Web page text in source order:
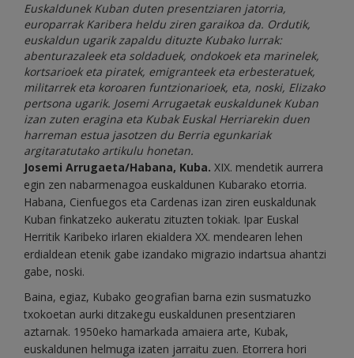
Euskaldunek Kuban duten presentziaren jatorria,
europarrak Karibera heldu ziren garaikoa da. Ordutik,
euskaldun ugarik zapaldu dituzte Kubako lurrak:
abenturazaleek eta soldaduek, ondokoek eta marinelek,
kortsarioek eta piratek, emigranteek eta erbesteratuek,
militarrek eta koroaren funtzionarioek, eta, noski, Elizako
pertsona ugarik. Josemi Arrugaetak euskaldunek Kuban
izan zuten eragina eta Kubak Euskal Herriarekin duen
harreman estua jasotzen du Berria egunkariak
argitaratutako artikulu honetan.
Josemi Arrugaeta/Habana, Kuba. XIX. mendetik aurrera
egin zen nabarmenagoa euskaldunen Kubarako etorria.
Habana, Cienfuegos eta Cardenas izan ziren euskaldunak
Kuban finkatzeko aukeratu zituzten tokiak. Ipar Euskal
Herritik Karibeko irlaren ekialdera XX. mendearen lehen
erdialdean etenik gabe izandako migrazio indartsua ahantzi
gabe, noski.
Baina, egiaz, Kubako geografian barna ezin susmatuzko
txokoetan aurki ditzakegu euskaldunen presentziaren
aztarnak. 1950eko hamarkada amaiera arte, Kubak,
euskaldunen helmuga izaten jarraitu zuen. Etorrera hori